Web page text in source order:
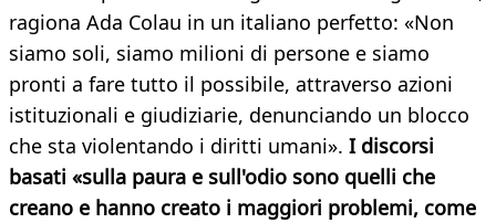
ragiona Ada Colau in un italiano perfetto: «Non
siamo soli, siamo milioni di persone e siamo
pronti a fare tutto il possibile, attraverso azioni
istituzionali e giudiziarie, denunciando un blocco
che sta violentando i diritti umani». I discorsi
basati «sulla paura e sull'odio sono quelli che
creano e hanno creato i maggiori problemi, come